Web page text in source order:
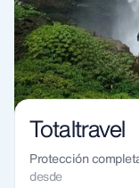
Totaltravel
Protección
desde